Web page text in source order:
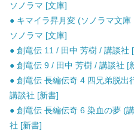
ソノラマ [文庫]
● キマイラ昇月変 (ソノラマ文
ソノラマ [文庫]
● 創竜伝 11 / 田中 芳樹 / 講談社
● 創竜伝 9 / 田中 芳樹 / 講談社 [
● 創竜伝 長編伝奇 4 四兄弟脱出
講談社 [新書]
● 創竜伝 長編伝奇 6 染血の夢 (
社 [新書]